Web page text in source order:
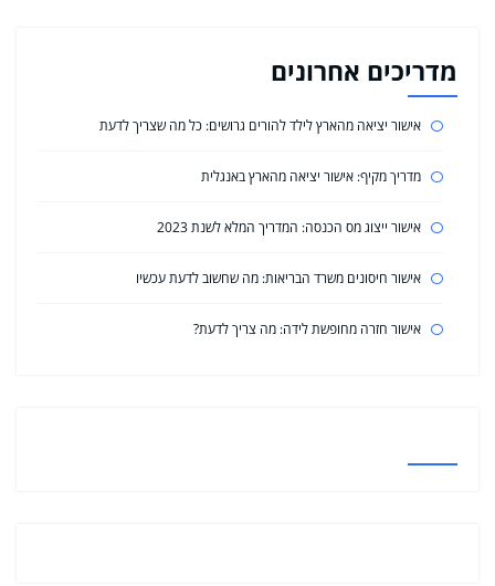
מדריכים אחרונים
אישור יציאה מהארץ לילד להורים גרושים: כל מה שצריך לדעת
מדריך מקיף: אישור יציאה מהארץ באנגלית
אישור ייצוג מס הכנסה: המדריך המלא לשנת 2023
אישור חיסונים משרד הבריאות: מה שחשוב לדעת עכשיו
אישור חזרה מחופשת לידה: מה צריך לדעת?